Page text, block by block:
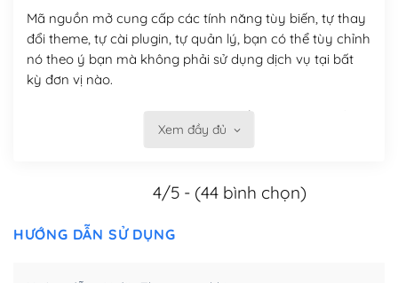
Mã nguồn mở cung cấp các tính năng tùy biến, tự thay
đổi theme, tự cài plugin, tự quản lý, bạn có thể tùy chỉnh
nó theo ý bạn mà không phải sử dụng dịch vụ tại bất
kỳ đơn vị nào.
Xem đầy đủ
4/5 - (44 bình chọn)
HƯỚNG DẪN SỬ DỤNG